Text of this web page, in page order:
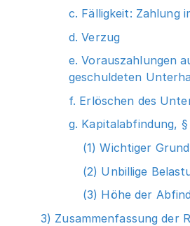
c. Fälligkeit: Zahlung
d. Verzug
e. Vorauszahlungen
geschuldeten
f. Erlöschen des
g. Kapitalabfindung, §
(1) Wichtiger Grund
(2) Unbillige
(3) Höhe der
3) Zusammenfassung der